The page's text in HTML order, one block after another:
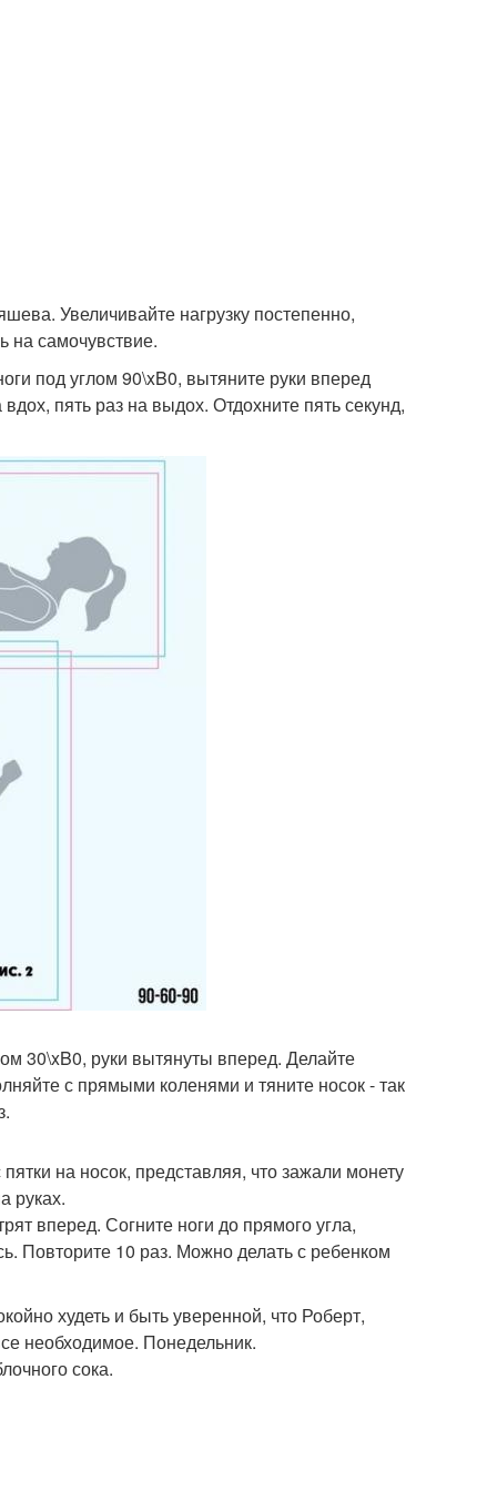
Увеличивайте нагрузку постепенно,
на самочувствие.
под углом 90\xB0, вытяните руки вперед
пять раз на выдох. Отдохните пять секунд,
30\xB0, руки вытянуты вперед. Делайте
с прямыми коленями и тяните носок - так
на носок, представляя, что зажали монету
руках.
вперед. Согните ноги до прямого угла,
Повторите 10 раз. Можно делать с ребенком
худеть и быть уверенной, что Роберт,
необходимое. Понедельник.
сока.